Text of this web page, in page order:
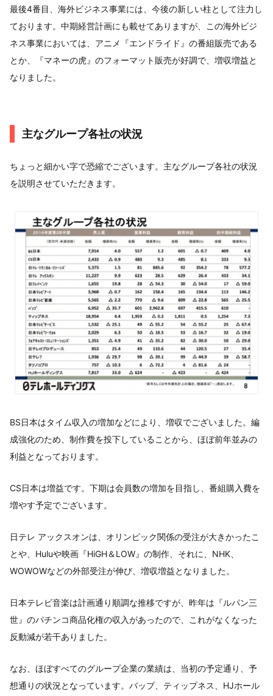
最後4番目、海外ビジネス事業には、今後の新しい柱として注力し
ております。中期経営計画にも載せてありますが、この海外ビジ
ネス事業においては、アニメ『エンドライド』の番組販売である
とか、『マネーの虎』のフォーマット販売が好調で、増収増益と
なりました。
主なグループ各社の状況
ちょっと細かい字で恐縮でございます。主なグループ各社の状況
を説明させていただきます。
BS日本はタイム収入の増加などにより、増収でございました。編
成強化のため、制作費を投下していることから、ほぼ前年並みの
利益となっております。
CS日本は増益です。下期は会員数の増加を目指し、番組購入費を
増やす予定でございます。
日テレ アックスオンは、オリンピック関係の受注が大きかったこ
とや、Huluや映画『HiGH＆LOW』の制作、それに、NHK、
WOWOWなどの外部受注が伸び、増収増益となりました。
日本テレビ音楽は計画通り順調な推移ですが、昨年は『ルパン三
世』のパチンコ商品化権の収入があったので、これがなくなった
反動減が若干ありました。
なお、ほぼすべてのグループ企業の業績は、当初の予定通り、予
想通りの状況となっています。バップ、ティップネス、HJホール